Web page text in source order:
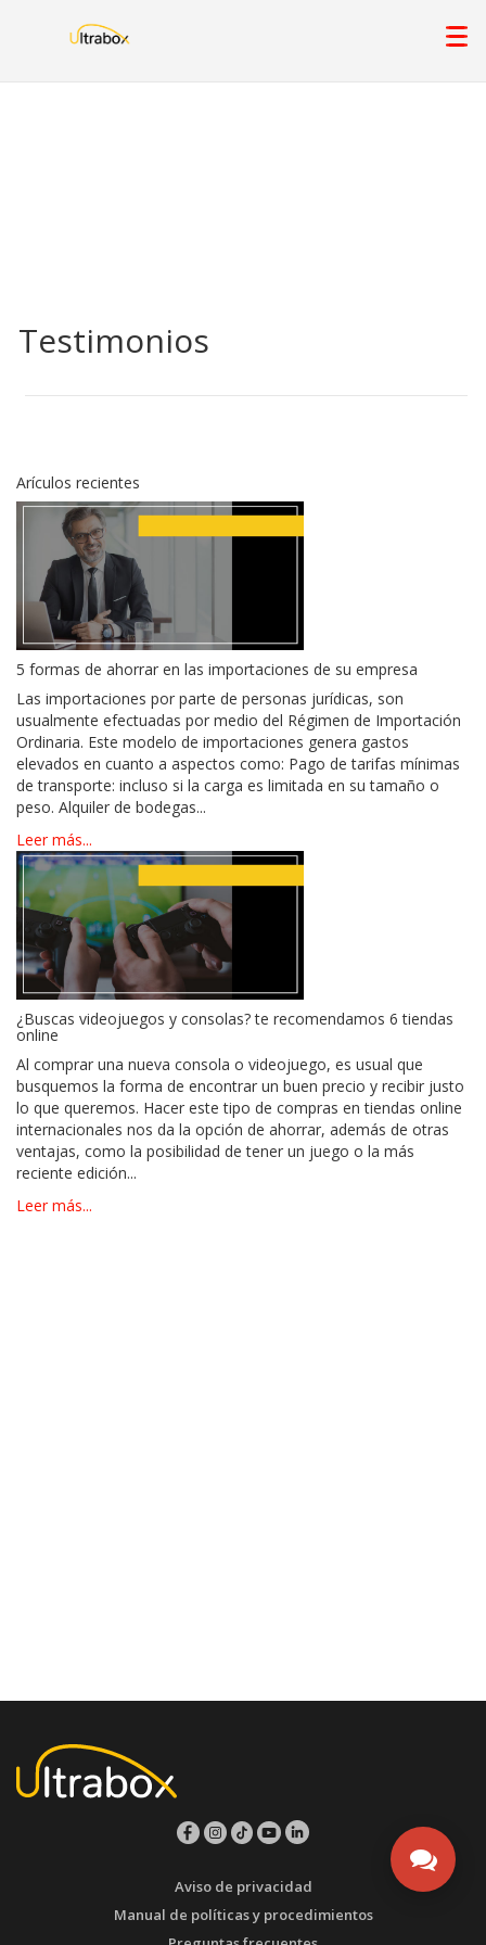
Testimonios
Arículos recientes
5 formas de ahorrar en las importaciones de su empresa
Las importaciones por parte de personas jurídicas, son
usualmente efectuadas por medio del Régimen de Importación
Ordinaria. Este modelo de importaciones genera gastos
elevados en cuanto a aspectos como: Pago de tarifas mínimas
de transporte: incluso si la carga es limitada en su tamaño o
peso. Alquiler de bodegas...
Leer más...
¿Buscas videojuegos y consolas? te recomendamos 6 tiendas
online
Al comprar una nueva consola o videojuego, es usual que
busquemos la forma de encontrar un buen precio y recibir justo
lo que queremos. Hacer este tipo de compras en tiendas online
internacionales nos da la opción de ahorrar, además de otras
ventajas, como la posibilidad de tener un juego o la más
reciente edición...
Leer más...
Aviso de privacidad
Manual de políticas y procedimientos